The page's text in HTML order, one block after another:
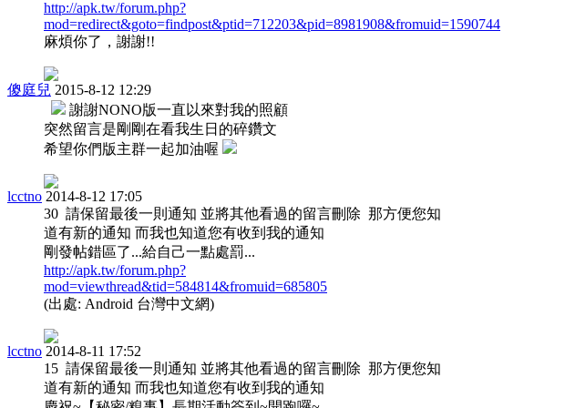
http://apk.tw/forum.php?
mod=redirect&goto=findpost&ptid=712203&pid=8981908&fromuid=1590744
麻煩你了，謝謝!!
傻庭兒 2015-8-12 12:29
謝謝NONO版一直以來對我的照顧
突然留言是剛剛在看我生日的碎鑽文
希望你們版主群一起加油喔
lcctno 2014-8-12 17:05
30 請保留最後一則通知 並將其他看過的留言刪除 那方便您知
道有新的通知 而我也知道您有收到我的通知
剛發帖錯區了...給自己一點處罰...
http://apk.tw/forum.php?
mod=viewthread&tid=584814&fromuid=685805
(出處: Android 台灣中文網)
lcctno 2014-8-11 17:52
15 請保留最後一則通知 並將其他看過的留言刪除 那方便您知
道有新的通知 而我也知道您有收到我的通知